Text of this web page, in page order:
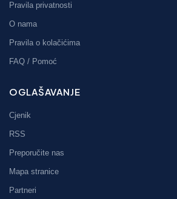
Pravila privatnosti
O nama
Pravila o kolačićima
FAQ / Pomoć
OGLAŠAVANJE
Cjenik
RSS
Preporučite nas
Mapa stranice
Partneri